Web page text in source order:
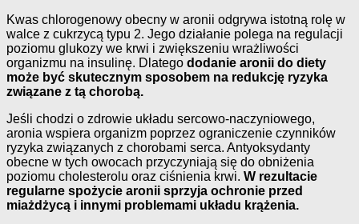
Kwas chlorogenowy obecny w aronii odgrywa istotną rolę w
walce z cukrzycą typu 2. Jego działanie polega na regulacji
poziomu glukozy we krwi i zwiększeniu wrażliwości
organizmu na insulinę. Dlatego dodanie aronii do diety
może być skutecznym sposobem na redukcję ryzyka
związane z tą chorobą.
Jeśli chodzi o zdrowie układu sercowo-naczyniowego,
aronia wspiera organizm poprzez ograniczenie czynników
ryzyka związanych z chorobami serca. Antyoksydanty
obecne w tych owocach przyczyniają się do obniżenia
poziomu cholesterolu oraz ciśnienia krwi. W rezultacie
regularne spożycie aronii sprzyja ochronie przed
miażdżycą i innymi problemami układu krążenia.